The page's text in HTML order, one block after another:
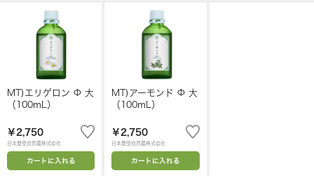
MT)エリゲロン Φ 大
（100mL）
￥2,750
日本豊受自然農株式会社
カートに入れる
MT)アーモンド Φ 大
（100mL）
￥2,750
日本豊受自然農株式会社
カートに入れる